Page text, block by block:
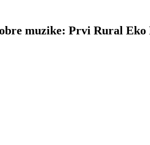
muzike: Prvi Rural Eko